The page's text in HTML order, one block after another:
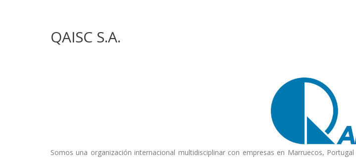
QAISC S.A.
Somos una organización internacional multidisciplinar con empresas en Marruecos,